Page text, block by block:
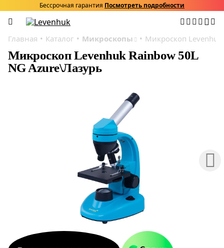
Бессрочная гарантия Посмотреть подробности
Главная Каталог Микроскопы Микроскоп Levenhuk
Микроскоп Levenhuk Rainbow 50L
NG Azure\Лазурь